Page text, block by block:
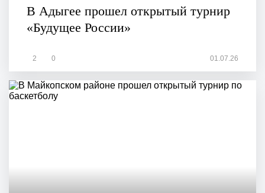
В Адыгее прошел открытый турнир
«Будущее России»
2 0 01.07.26